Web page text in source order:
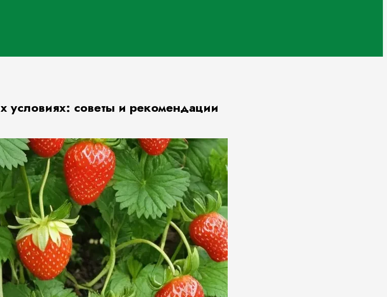
советы и рекомендации